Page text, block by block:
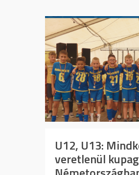
U12, U13:
veretlenül